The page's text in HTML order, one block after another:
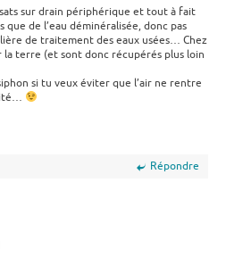
sur drain périphérique et tout à fait
que de l’eau déminéralisée, donc pas
de traitement des eaux usées… Chez
terre (et sont donc récupérés plus loin
si tu veux éviter que l’air ne rentre
Répondre